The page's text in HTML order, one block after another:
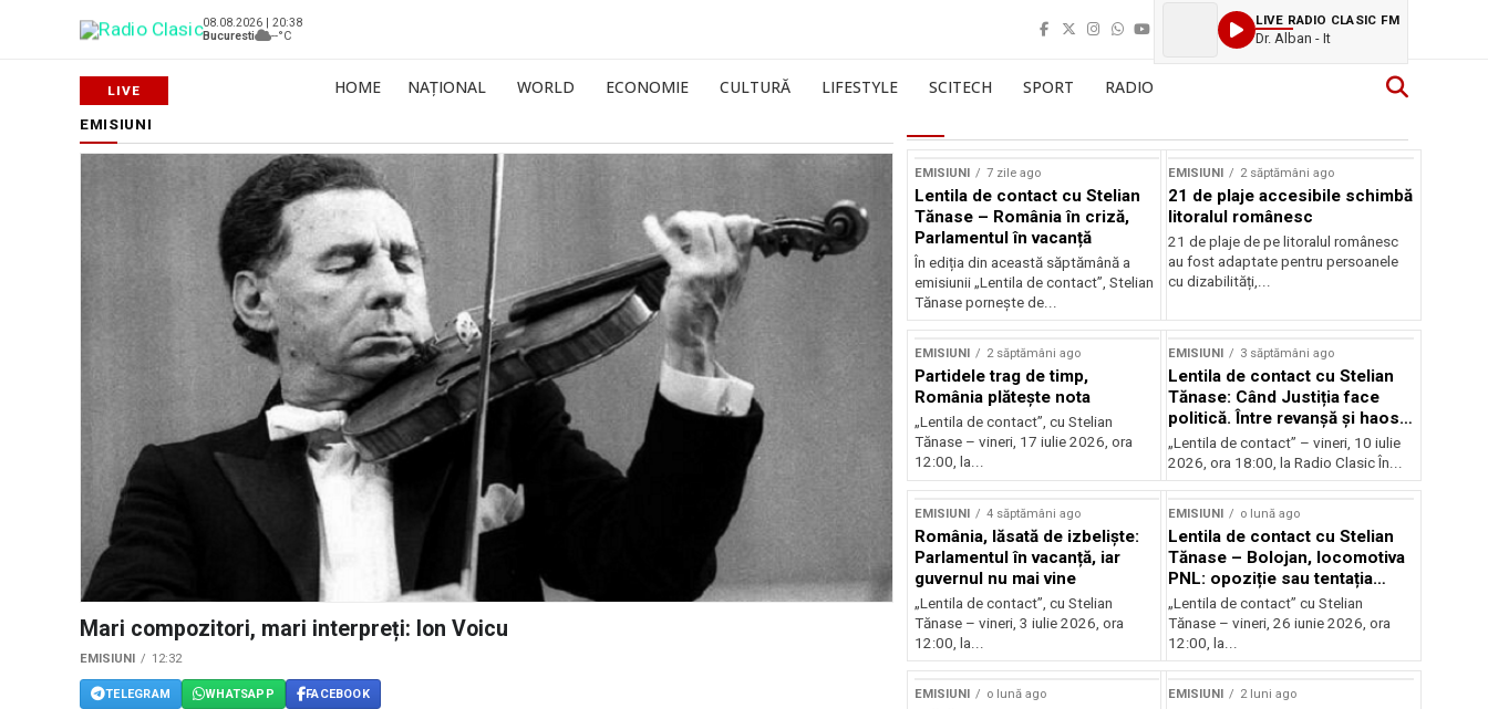
08.08.2026 | 20:38
Bucuresti
--°C
LIVE RADIO CLASIC FM
Dr. Alban - It
HOME NAȚIONAL WORLD ECONOMIE CULTURĂ LIFESTYLE SCITECH SPORT RADIO
EMISIUNI
Mari compozitori, mari interpreți: Ion Voicu
EMISIUNI 12:32
TELEGRAM WHATSAPP FACEBOOK
EMISIUNI 7 zile ago
Lentila de contact cu Stelian
Tănase – România în criză,
Parlamentul în vacanță
În ediția din această săptămână a
emisiunii „Lentila de contact”, Stelian
Tănase pornește de...
EMISIUNI 2 săptămâni ago
21 de plaje accesibile schimbă
litoralul românesc
21 de plaje de pe litoralul românesc
au fost adaptate pentru persoanele
cu dizabilități,...
EMISIUNI 2 săptămâni ago
Partidele trag de timp,
România plătește nota
„Lentila de contact”, cu Stelian
Tănase – vineri, 17 iulie 2026, ora
12:00, la...
EMISIUNI 3 săptămâni ago
Lentila de contact cu Stelian
Tănase: Când Justiția face
politică. Între revanșă și haos
instituțional
„Lentila de contact” – vineri, 10 iulie
2026, ora 18:00, la Radio Clasic În...
EMISIUNI 4 săptămâni ago
România, lăsată de izbeliște:
Parlamentul în vacanță, iar
guvernul nu mai vine
„Lentila de contact”, cu Stelian
Tănase – vineri, 3 iulie 2026, ora
12:00, la...
EMISIUNI o lună ago
Lentila de contact cu Stelian
Tănase – Bolojan, locomotiva
PNL: opoziție sau tentația
puterii?
„Lentila de contact” cu Stelian
Tănase – vineri, 26 iunie 2026, ora
12:00, la...
EMISIUNI o lună ago EMISIUNI 2 luni ago